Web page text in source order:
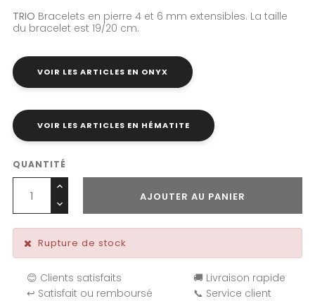
TRIO Bracelets en pierre 4 et 6 mm extensibles. La taille
du bracelet est 19/20 cm.
VOIR LES ARTICLES EN ONYX
VOIR LES ARTICLES EN HÉMATITE
QUANTITÉ
AJOUTER AU PANIER
Rupture de stock
😊 Clients satisfaits
🚚 Livraison rapide
↩️ Satisfait ou remboursé
📞 Service client